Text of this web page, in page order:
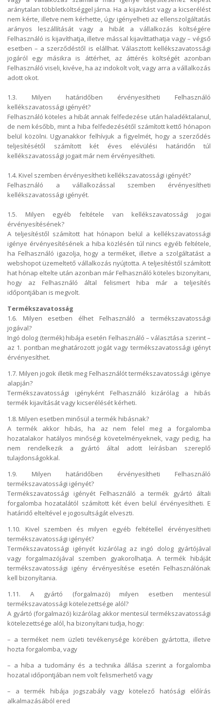
aránytalan többletköltséggel járna. Ha a kijavítást vagy a kicserélést
nem kérte, illetve nem kérhette, úgy igényelheti az ellenszolgáltatás
arányos leszállítását vagy a hibát a vállalkozás költségére
Felhasználó is kijavíthatja, illetve mással kijavíttathatja vagy – végső
esetben – a szerződéstől is elállhat. Választott kellékszavatossági
jogáról egy másikra is áttérhet, az áttérés költségét azonban
Felhasználó viseli, kivéve, ha az indokolt volt, vagy arra a vállalkozás
adott okot.
1.3. Milyen határidőben érvényesítheti Felhasználó
kellékszavatossági igényét?
Felhasználó köteles a hibát annak felfedezése után haladéktalanul,
de nem később, mint a hiba felfedezésétől számított kettő hónapon
belül közölni. Ugyanakkor felhívjuk a figyelmét, hogy a szerződés
teljesítésétől számított két éves elévülési határidőn túl
kellékszavatossági jogait már nem érvényesítheti.
1.4. Kivel szemben érvényesítheti kellékszavatossági igényét?
Felhasználó a vállalkozással szemben érvényesítheti
kellékszavatossági igényét.
1.5. Milyen egyéb feltétele van kellékszavatossági jogai
érvényesítésének?
A teljesítéstől számított hat hónapon belül a kellékszavatossági
igénye érvényesítésének a hiba közlésén túl nincs egyéb feltétele,
ha Felhasználó igazolja, hogy a terméket, illetve a szolgáltatást a
webshopot üzemeltető vállalkozás nyújtotta. A teljesítéstől számított
hat hónap eltelte után azonban már Felhasználó köteles bizonyítani,
hogy az Felhasználó által felismert hiba már a teljesítés
időpontjában is megvolt.
Termékszavatosság
1.6. Milyen esetben élhet Felhasználó a termékszavatossági
jogával?
Ingó dolog (termék) hibája esetén Felhasználó – választása szerint –
az 1. pontban meghatározott jogát vagy termékszavatossági igényt
érvényesíthet.
1.7. Milyen jogok illetik meg Felhasználót termékszavatossági igénye
alapján?
Termékszavatossági igényként Felhasználó kizárólag a hibás
termék kijavítását vagy kicserélését kérheti.
1.8. Milyen esetben minősül a termék hibásnak?
A termék akkor hibás, ha az nem felel meg a forgalomba
hozatalakor hatályos minőségi követelményeknek, vagy pedig, ha
nem rendelkezik a gyártó által adott leírásban szereplő
tulajdonságokkal.
1.9. Milyen határidőben érvényesítheti Felhasználó
termékszavatossági igényét?
Termékszavatossági igényét Felhasználó a termék gyártó általi
forgalomba hozatalától számított két éven belül érvényesítheti. E
határidő elteltével e jogosultságát elveszti.
1.10. Kivel szemben és milyen egyéb feltétellel érvényesítheti
termékszavatossági igényét?
Termékszavatossági igényét kizárólag az ingó dolog gyártójával
vagy forgalmazójával szemben gyakorolhatja. A termék hibáját
termékszavatossági igény érvényesítése esetén Felhasználónak
kell bizonyítania.
1.11. A gyártó (forgalmazó) milyen esetben mentesül
termékszavatossági kötelezettsége alól?
A gyártó (forgalmazó) kizárólag akkor mentesül termékszavatossági
kötelezettsége alól, ha bizonyítani tudja, hogy:
– a terméket nem üzleti tevékenysége körében gyártotta, illetve
hozta forgalomba, vagy
– a hiba a tudomány és a technika állása szerint a forgalomba
hozatal időpontjában nem volt felismerhető vagy
– a termék hibája jogszabály vagy kötelező hatósági előírás
alkalmazásából ered